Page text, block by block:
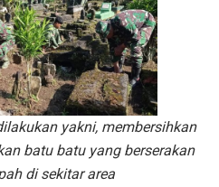
yakni, membersihkan
batu batu yang berserakan
di sekitar area